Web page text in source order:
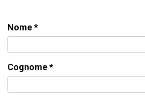
Nome*
Cognome*